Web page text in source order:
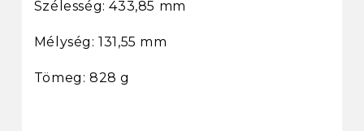
Szélesség: 433,85 mm
Mélység: 131,55 mm
Tömeg: 828 g